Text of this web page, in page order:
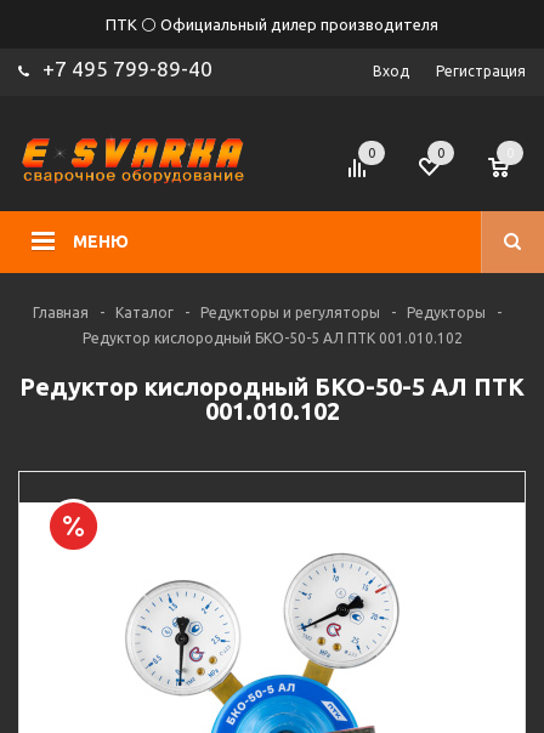
ПТК ⚪ Официальный дилер производителя
+7 495 799-89-40 Вход Регистрация
МЕНЮ
0 0
Главная - Каталог - Редукторы и регуляторы - Редукторы
-
Редуктор кислородный БКО-50-5 АЛ ПТК 001.010.102
Редуктор кислородный БКО-50-5 АЛ ПТК
001.010.102